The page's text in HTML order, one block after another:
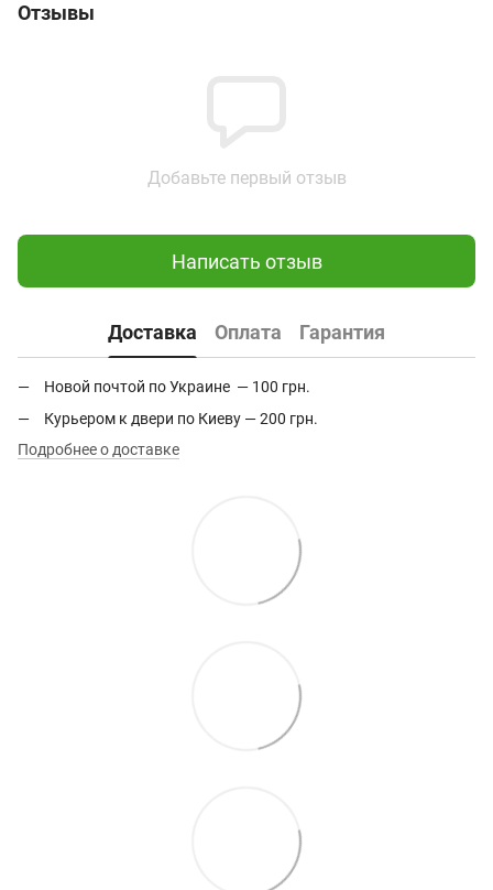
Отзывы
Добавьте первый отзыв
Написать отзыв
Доставка Оплата Гарантия
Новой почтой по Украине — 100 грн.
Курьером к двери по Киеву — 200 грн.
Подробнее о доставке